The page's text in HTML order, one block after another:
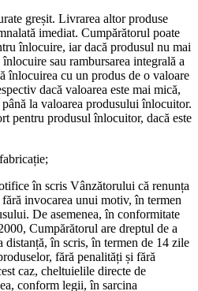
greșit. Livrarea altor produse
imediat. Cumpărătorul poate
înlocuire, iar dacă produsul nu mai
sau rambursarea integrală a
înlocuirea cu un produs de o valoare
dacă valoarea este mai mică,
la valoarea produsului înlocuitor.
pentru produsul înlocuitor, dacă este
în scris Vânzătorului că renunța
invocarea unui motiv, în termen
De asemenea, în conformitate
Cumpărătorul are dreptul de a
distanță, în scris, în termen de 14 zile
fără penalități și fără
caz, cheltuielile directe de
conform legii, în sarcina